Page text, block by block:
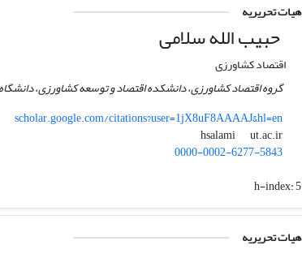
هیات تحریریه
حبیب الله سلامی
اقتصاد کشاورزی
گروه اقتصاد کشاورزی، دانشکده اقتصاد و توسعه کشاورزی، دانشگاه
scholar.google.com/citations?user=1jX8uF8AAAAJ&hl=en
hsalami
ut.ac.ir
0000-0002-6277-5843
h-index:5
هیات تحریریه